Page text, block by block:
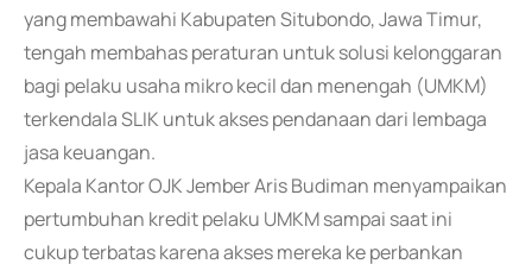
yang membawahi Kabupaten Situbondo, Jawa Timur,
tengah membahas peraturan untuk solusi kelonggaran
bagi pelaku usaha mikro kecil dan menengah (UMKM)
terkendala SLIK untuk akses pendanaan dari lembaga
jasa keuangan.
Kepala Kantor OJK Jember Aris Budiman menyampaikan
pertumbuhan kredit pelaku UMKM sampai saat ini
cukup terbatas karena akses mereka ke perbankan